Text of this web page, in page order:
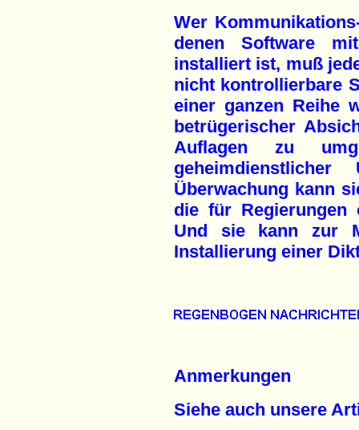
Wer
denen Software
installiert ist, muß
nicht kontrollierbare
einer ganzen Reihe
betrügerischer
Auflagen zu
Überwachung kann
die für Regierungen
Und sie kann zur
Installierung einer
Anmerkungen
Siehe auch unsere